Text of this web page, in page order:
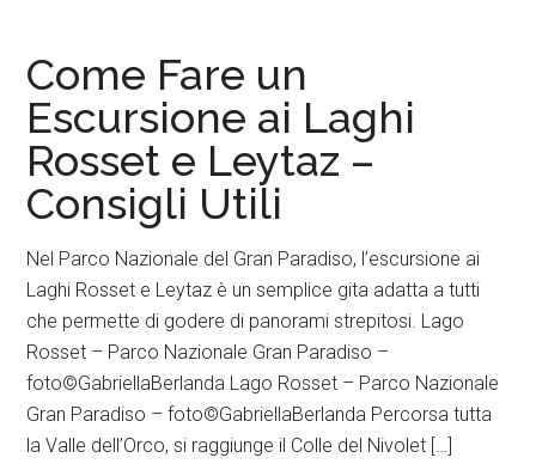
Come Fare un
Escursione ai Laghi
Rosset e Leytaz –
Consigli Utili
Nel Parco Nazionale del Gran Paradiso, l’escursione ai
Laghi Rosset e Leytaz è un semplice gita adatta a tutti
che permette di godere di panorami strepitosi. Lago
Rosset – Parco Nazionale Gran Paradiso –
foto©GabriellaBerlanda Lago Rosset – Parco Nazionale
Gran Paradiso – foto©GabriellaBerlanda Percorsa tutta
la Valle dell’Orco, si raggiunge il Colle del Nivolet […]